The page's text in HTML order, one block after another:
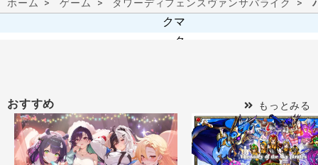
ホーム ゲーム タワーディフェンス ヴァンサバライク
おすすめ もっとみる